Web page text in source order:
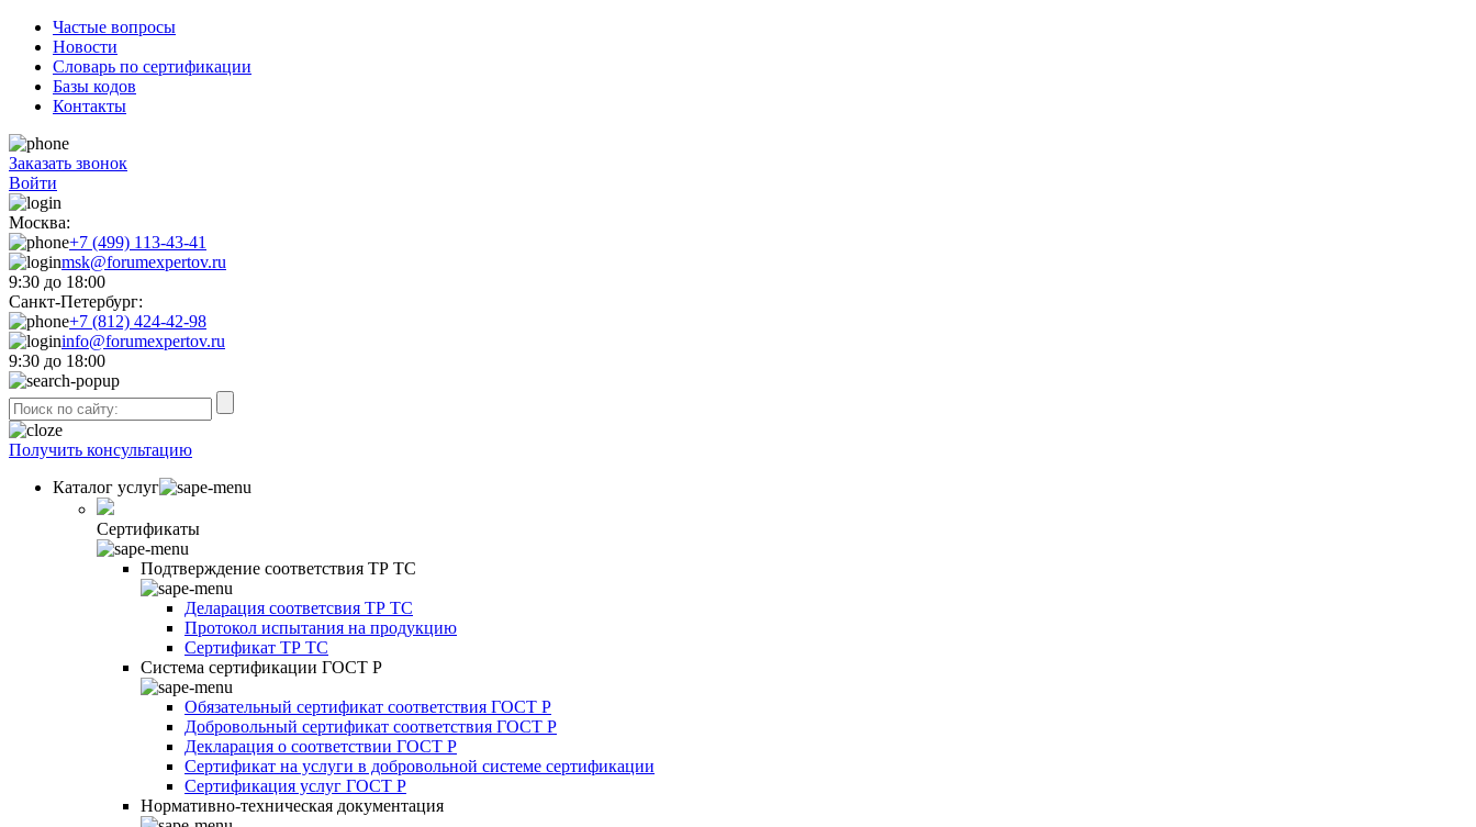
Частые вопросы
Новости
Словарь по сертификации
Базы кодов
Контакты
Заказать звонок
Войти
Москва:
+7 (499) 113-43-41
msk@forumexpertov.ru
9:30 до 18:00
Санкт-Петербург:
+7 (812) 424-42-98
info@forumexpertov.ru
9:30 до 18:00
Получить консультацию
Каталог услуг
Сертификаты
Подтверждение соответствия ТР ТС
Деларация соответсвия ТР ТС
Протокол испытания на продукцию
Сертификат ТР ТС
Система сертификации ГОСТ Р
Обязательный сертификат соответствия ГОСТ Р
Добровольный сертификат соответствия ГОСТ Р
Декларация о соответствии ГОСТ Р
Сертификат на услуги в добровольной системе сертификации
Сертификация услуг ГОСТ Р
Нормативно-техническая документация